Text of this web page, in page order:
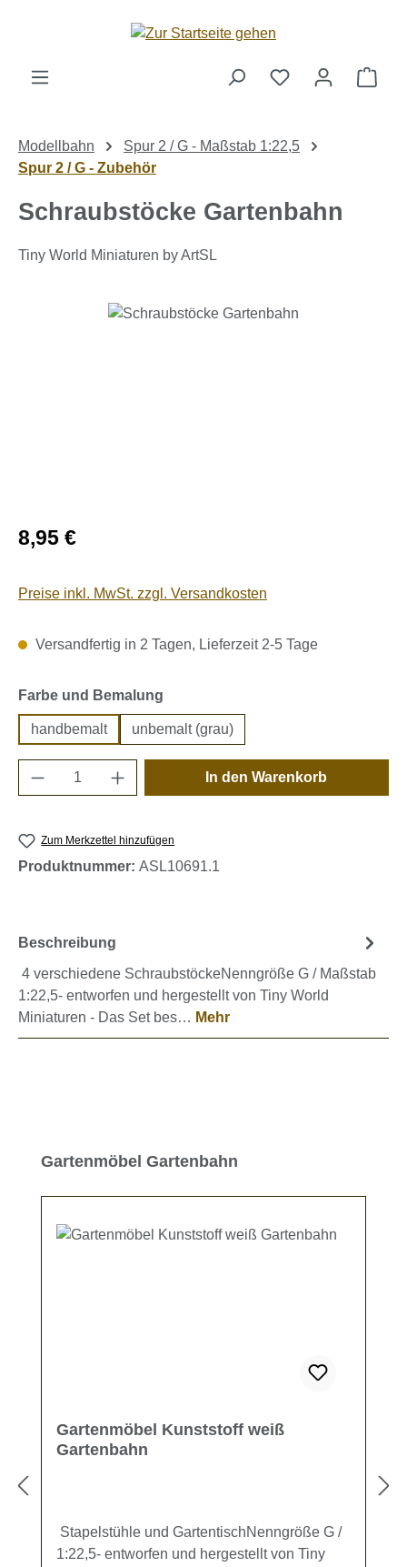
Zum Hauptinhalt springen
Modellbahn
Spur 2 / G - Maßstab 1:22,5
Spur 2 / G - Zubehör
Schraubstöcke Gartenbahn
Tiny World Miniaturen by ArtSL
Bildergalerie überspringen
Regulärer Preis:
8,95 €
Preise inkl. MwSt. zzgl. Versandkosten
Versandfertig in 2 Tagen, Lieferzeit 2-5 Tage
Farbe und Bemalung
handbemalt unbemalt (grau)
Produkt Anzahl: Gib den gewünschten
In den Warenkorb
Zum Merkzettel hinzufügen
Produktnummer: ASL10691.1
Beschreibung
4 verschiedene SchraubstöckeNenngröße G / Maßstab
1:22,5- entworfen und hergestellt von Tiny World
Miniaturen - Das Set bes… Mehr
Produktgalerie überspringen
Gartenmöbel Gartenbahn
Gartenmöbel Kunststoff weiß
Gartenbahn
Stapelstühle und GartentischNenngröße G /
1:22,5- entworfen und hergestellt von Tiny